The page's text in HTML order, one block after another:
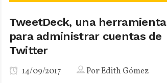
TweetDeck, una herramienta
para administrar cuentas de
Twitter
14/09/2017 PorEdith Gómez